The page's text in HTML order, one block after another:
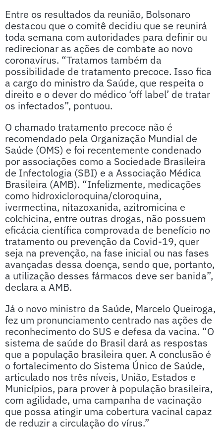
Entre os resultados da reunião, Bolsonaro
destacou que o comitê decidiu que se reunirá
toda semana com autoridades para definir ou
redirecionar as ações de combate ao novo
coronavírus. “Tratamos também da
possibilidade de tratamento precoce. Isso fica
a cargo do ministro da Saúde, que respeita o
direito e o dever do médico ‘off label’ de tratar
os infectados”, pontuou.
O chamado tratamento precoce não é
recomendado pela Organização Mundial de
Saúde (OMS) e foi recentemente condenado
por associações como a Sociedade Brasileira
de Infectologia (SBI) e a Associação Médica
Brasileira (AMB). “Infelizmente, medicações
como hidroxicloroquina/cloroquina,
ivermectina, nitazoxanida, azitromicina e
colchicina, entre outras drogas, não possuem
eficácia científica comprovada de benefício no
tratamento ou prevenção da Covid-19, quer
seja na prevenção, na fase inicial ou nas fases
avançadas dessa doença, sendo que, portanto,
a utilização desses fármacos deve ser banida”,
declara a AMB.
Já o novo ministro da Saúde, Marcelo Queiroga,
fez um pronunciamento centrado nas ações de
reconhecimento do SUS e defesa da vacina. “O
sistema de saúde do Brasil dará as respostas
que a população brasileira quer. A conclusão é
o fortalecimento do Sistema Único de Saúde,
articulado nos três níveis, União, Estados e
Municípios, para prover à população brasileira,
com agilidade, uma campanha de vacinação
que possa atingir uma cobertura vacinal capaz
de reduzir a circulação do vírus.”